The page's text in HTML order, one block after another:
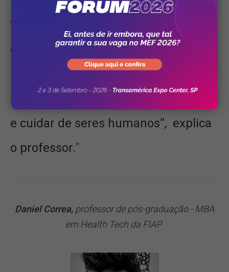
“Vamos deixar a tecnologia fazer o
que é repetível, burocrático e
mecânico para que o profissional da
Saúde tenha mais tempo em acolher
e cuidar de seres humanos”, explica
o professor.
Daniel Correa, professor de pós-graduação - MBA
em Health Tech da FIAP